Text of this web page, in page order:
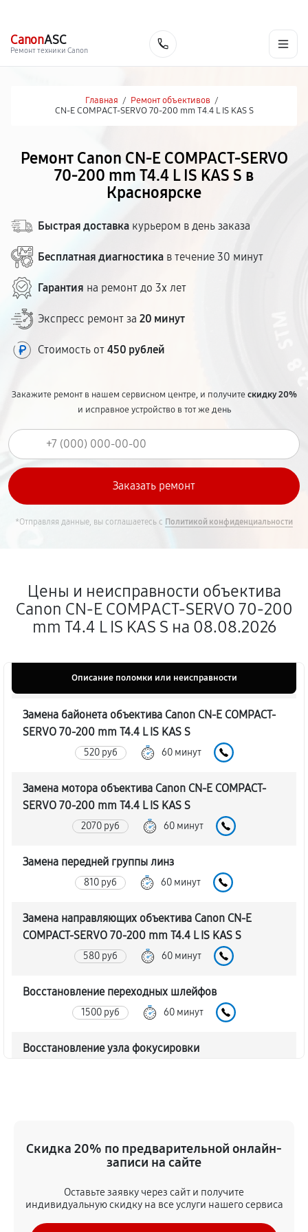
CanonASC
Ремонт техники Canon
Главная / Ремонт объективов /
CN-E COMPACT-SERVO 70-200 mm T4.4 L IS KAS S
Ремонт Canon CN-E COMPACT-SERVO
70-200 mm T4.4 L IS KAS S в
Красноярске
Быстрая доставка курьером в день заказа
Бесплатная диагностика в течение 30 минут
Гарантия на ремонт до 3х лет
Экспресс ремонт за 20 минут
Стоимость от 450 рублей
Закажите ремонт в нашем сервисном центре, и получитескидку 20%
и исправное устройство в тот же день
*Отправляя данные, вы соглашаетесь с Политикой конфиденциальности
Цены и неисправности объектива
Canon CN-E COMPACT-SERVO 70-200
mm T4.4 L IS KAS S на 08.08.2026
Описание поломки или неисправности
Замена байонета объектива Canon CN-E COMPACT-
SERVO 70-200 mm T4.4 L IS KAS S
520 руб 60 минут
Замена мотора объектива Canon CN-E COMPACT-
SERVO 70-200 mm T4.4 L IS KAS S
2070 руб 60 минут
Замена передней группы линз
810 руб 60 минут
Замена направляющих объектива Canon CN-E
COMPACT-SERVO 70-200 mm T4.4 L IS KAS S
580 руб 60 минут
Восстановление переходных шлейфов
1500 руб 60 минут
Восстановление узла фокусировки
920 руб
1730 руб 60 минут
Скидка 20% по предварительной онлайн-
записи на сайте
Оставьте заявку через сайт и получите
индивидуальную скидку на все услуги нашего сервиса